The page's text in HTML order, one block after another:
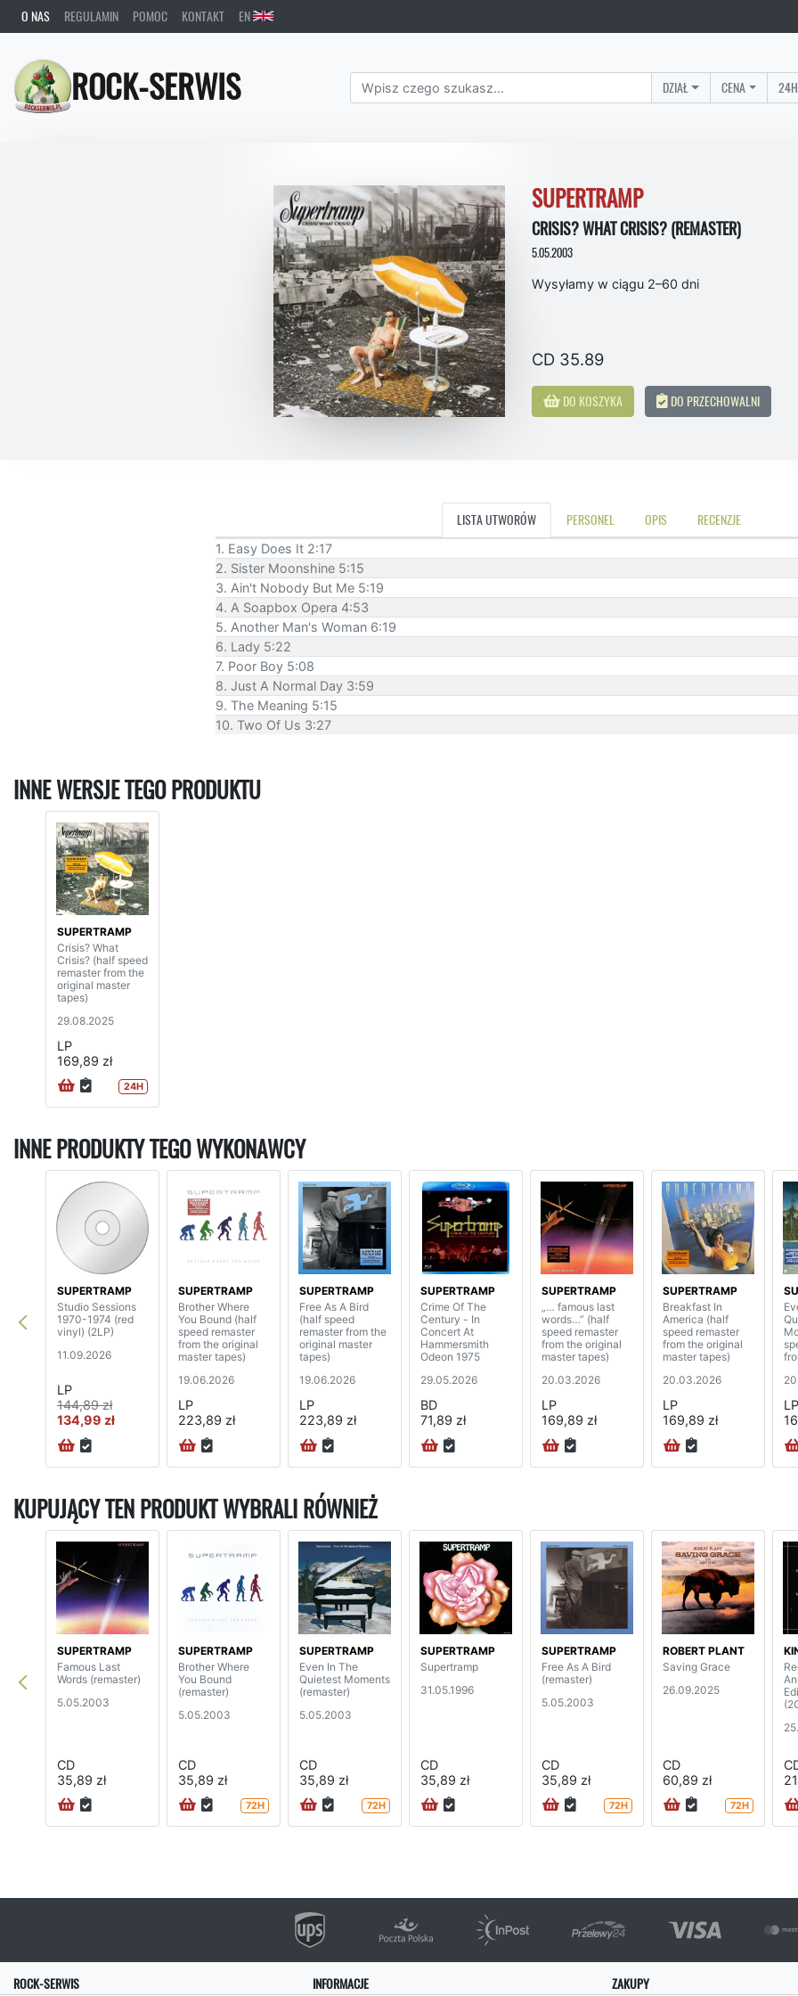
O NAS REGULAMIN POMOC KONTAKT EN
ROCK-SERWIS DZIAŁ CENA
SUPERTRAMP
CRISIS? WHAT CRISIS? (REMASTER)
5.05.2003
Wysyłamy w ciągu 2–60 dni
CD 35.89
DO KOSZYKA DO PRZECHOWALNI
LISTA UTWORÓW PERSONEL OPIS RECENZJE
1. Easy Does It 2:17
2. Sister Moonshine 5:15
3. Ain't Nobody But Me 5:19
4. A Soapbox Opera 4:53
5. Another Man's Woman 6:19
6. Lady 5:22
7. Poor Boy 5:08
8. Just A Normal Day 3:59
9. The Meaning 5:15
10. Two Of Us 3:27
INNE WERSJE TEGO PRODUKTU
SUPERTRAMP
Crisis? What
Crisis? (half speed
remaster from the
original master
tapes)
29.08.2025
LP
169,89 zł
24H
INNE PRODUKTY TEGO WYKONAWCY
SUPERTRAMP
Studio Sessions
1970-1974 (red
vinyl) (2LP)
11.09.2026
LP
144,89 zł
134,99 zł
SUPERTRAMP
Brother Where
You Bound (half
speed remaster
from the original
master tapes)
19.06.2026
LP
223,89 zł
SUPERTRAMP
Free As A Bird
(half speed
remaster from the
original master
tapes)
19.06.2026
LP
223,89 zł
SUPERTRAMP
Crime Of The
Century - In
Concert At
Hammersmith
Odeon 1975
29.05.2026
BD
71,89 zł
SUPERTRAMP
„… famous last
words…” (half
speed remaster
from the original
master tapes)
20.03.2026
LP
169,89 zł
SUPERTRAMP
Breakfast In
America (half
speed remaster
from the original
master tapes)
20.03.2026
LP
169,89 zł
LP
KUPUJĄCY TEN PRODUKT WYBRALI RÓWNIEŻ
SUPERTRAMP
Famous Last
Words (remaster)
5.05.2003
CD
35,89 zł
SUPERTRAMP
Brother Where
You Bound
(remaster)
5.05.2003
CD
35,89 zł
72H
SUPERTRAMP
Even In The
Quietest Moments
(remaster)
5.05.2003
CD
35,89 zł
72H
SUPERTRAMP
Supertramp
31.05.1996
CD
35,89 zł
SUPERTRAMP
Free As A Bird
(remaster)
5.05.2003
CD
35,89 zł
72H
ROBERT PLANT
Saving Grace
26.09.2025
CD
60,89 zł
72H
ROCK-SERWIS INFORMACJE ZAKUPY